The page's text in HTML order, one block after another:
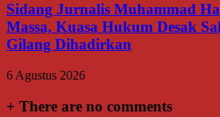
Sidang Jurnalis Muhammad
Massa, Kuasa Hukum Desak
Gilang Dihadirkan
6 Agustus 2026
+ There are no comments